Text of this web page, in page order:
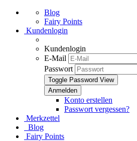
Blog
Fairy Points
Kundenlogin
Kundenlogin
E-Mail
Passwort
Toggle Password View
Konto erstellen
Passwort vergessen?
Merkzettel
Blog
Fairy Points